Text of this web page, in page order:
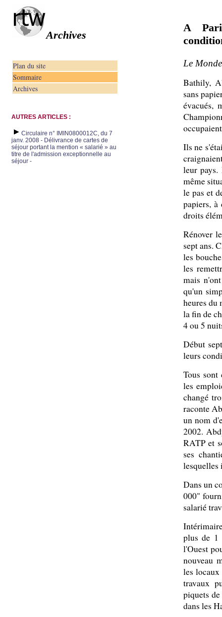
Archives
Plan du site
Sommaire
Archives
AUTRES ARTICLES :
Circulaire n° IMIN0800012C, du 7
janv. 2008 - Délivrance de cartes de
séjour portant la mention « salarié » au
titre de l'admission exceptionnelle au
séjour -
A
Le
Bathily,
sans
évacués,
Ils ne
leur
même
le pas et
papiers, à
droits
Rénover
sept ans.
les
les
mais
qu'un
heures du
la fin de
4 ou 5
Début
leurs
Tous
les
changé
raconte
un nom
2002.
RATP et
ses
Dans un
000"
salarié
plus de 1
l'Ouest
nouveau
les locaux
travaux
piquets
dans les